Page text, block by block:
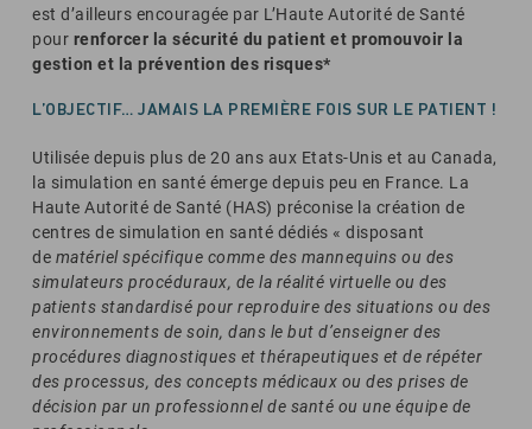
est d’ailleurs encouragée par L’Haute Autorité de Santé
pour renforcer la sécurité du patient et promouvoir la
gestion et la prévention des risques*
L’OBJECTIF… JAMAIS LA PREMIÈRE FOIS SUR LE PATIENT !
Utilisée depuis plus de 20 ans aux Etats-Unis et au Canada,
la simulation en santé émerge depuis peu en France. La
Haute Autorité de Santé (HAS) préconise la création de
centres de simulation en santé dédiés « disposant
de matériel spécifique comme des mannequins ou des
simulateurs procéduraux, de la réalité virtuelle ou des
patients standardisé pour reproduire des situations ou des
environnements de soin, dans le but d’enseigner des
procédures diagnostiques et thérapeutiques et de répéter
des processus, des concepts médicaux ou des prises de
décision par un professionnel de santé ou une équipe de